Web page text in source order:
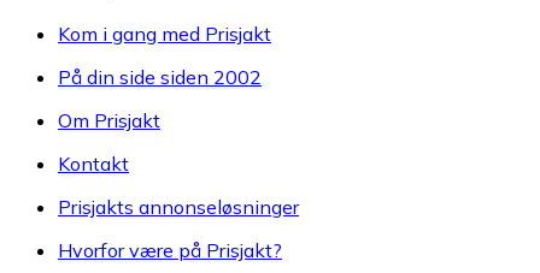
Kom i gang med Prisjakt
På din side siden 2002
Om Prisjakt
Kontakt
Prisjakts annonseløsninger
Hvorfor være på Prisjakt?